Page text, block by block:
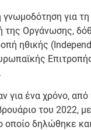
γνωμοδότηση για
της Οργάνωσης,
ηθικής
για ένα χρόνο,
του 2022,
οποίο δηλώθηκε